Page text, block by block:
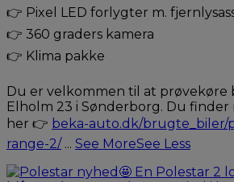
👉 Pixel LED forlygter m.
👉 360 graders kamera
👉 Klima pakke
Du er velkommen til at prøvekøre
Elholm 23 i Sønderborg. Du finder
her 👉 beka-auto.dk/brugte_biler/
range-2/ ... See MoreSee Less